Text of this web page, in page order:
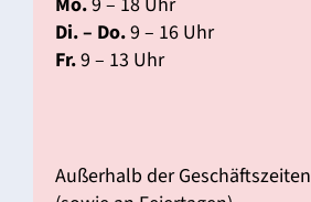
Di. – Do.9 – 16 Uhr
Fr.9 – 13 Uhr
Außer­halb der Geschäfts­zeiten